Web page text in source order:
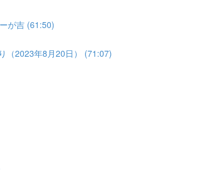
が吉 (61:50)
（2023年8月20日） (71:07)